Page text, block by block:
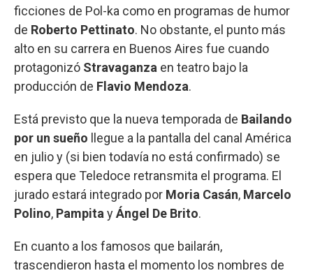
ficciones de Pol-ka como en programas de humor
de Roberto Pettinato. No obstante, el punto más
alto en su carrera en Buenos Aires fue cuando
protagonizó Stravaganza en teatro bajo la
producción de Flavio Mendoza.
Está previsto que la nueva temporada de Bailando
por un sueño
llegue a la pantalla del canal América
en julio y (si bien todavía no está confirmado) se
espera que Teledoce retransmita el programa. El
jurado estará integrado por Moria Casán, Marcelo
Polino, Pampita yÁngel De Brito.
En cuanto a los famosos que bailarán,
trascendieron hasta el momento los nombres de